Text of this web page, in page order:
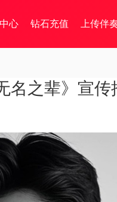
心 钻石充值 上传伴
名之辈》宣传